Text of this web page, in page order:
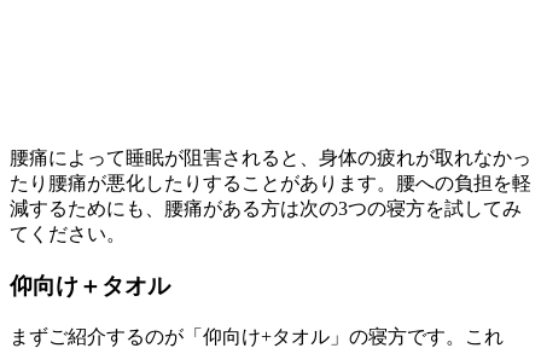
腰痛によって睡眠が阻害されると、身体の疲れが取れなかっ
たり腰痛が悪化したりすることがあります。腰への負担を軽
減するためにも、腰痛がある方は次の3つの寝方を試してみ
てください。
仰向け＋タオル
まずご紹介するのが「仰向け+タオル」の寝方です。これ